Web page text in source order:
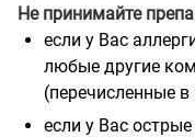
Не принимайте
если у Вас
любые другие
(перечисленные
если у Вас